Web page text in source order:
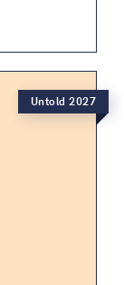
Untold 2027